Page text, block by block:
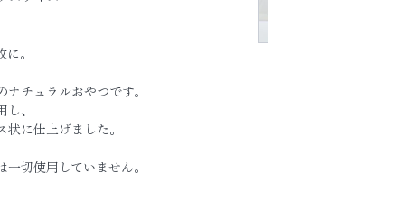
。
チュラルおやつです。
し、
に仕上げました。
切使用していません。